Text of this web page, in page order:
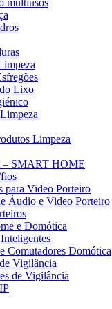
multiusos
Lixo
Limpeza
SMART HOME
para Video Porteiro
Áudio e Video Porteiro
e Domótica
Comutadores Domótica
Vigilância
de Vigilância